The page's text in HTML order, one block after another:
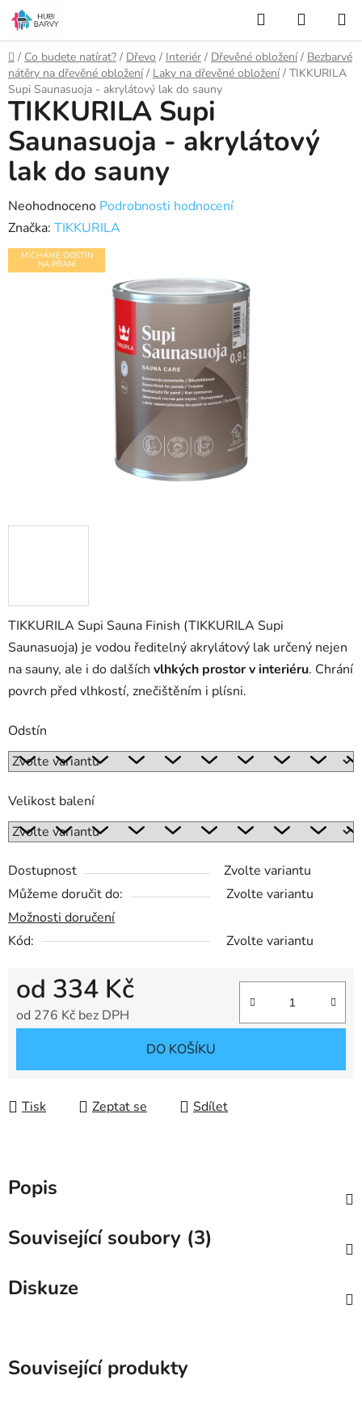
Přejít
na
obsah
Hledat
KOŠÍK
Domů
/ Co budete natírat? / Dřevo / Interiér / Dřevěné obložení / Bezbarvé
nátěry na dřevěné obložení / Laky na dřevěné obložení / TIKKURILA
Supi Saunasuoja - akrylátový lak do sauny
TIKKURILA Supi Sauna Finish (TIKKURILA Supi
Saunasuoja) je vodou ředitelný akrylátový lak určený nejen
na sauny, ale i do dalších vlhkých prostor v interiéru. Chrání
povrch před vlhkostí, znečištěním i plísni.
Odstín
Velikost balení
Dostupnost
Zvolte variantu
Můžeme doručit do:
Zvolte variantu
Možnosti doručení
Kód:
Zvolte variantu
od 334 Kč
od 276 Kč bez DPH
DO KOŠÍKU
Tisk Zeptat se Sdílet
TIKKURILA Supi
Saunasuoja - akrylátový
lak do sauny
Průměrné
hodnocení
produktu
je
Neohodnoceno Podrobnosti hodnocení
Značka: TIKKURILA
MÍCHÁME ODSTÍN
NA PŘÁNÍ
Popis
Související soubory (3)
Diskuze
Související produkty